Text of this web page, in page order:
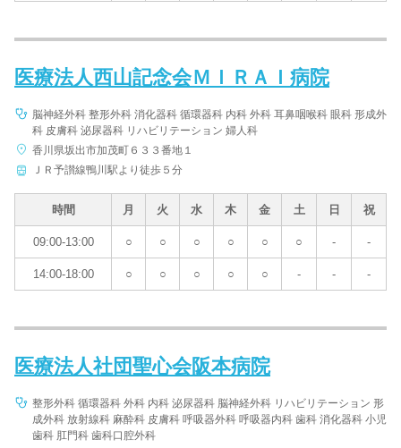
医療法人西山記念会ＭＩＲＡＩ病院
脳神経外科 整形外科 消化器科 循環器科 内科 外科 耳鼻咽喉科 眼科 形成外
科 皮膚科 泌尿器科 リハビリテーション 婦人科
香川県坂出市加茂町６３３番地１
ＪＲ予讃線鴨川駅より徒歩５分
時間 月 火 水 木 金 土 日 祝
09:00-13:00 ○ ○ ○ ○ ○ ○ - -
14:00-18:00 ○ ○ ○ ○ ○ - - -
医療法人社団聖心会阪本病院
整形外科 循環器科 外科 内科 泌尿器科 脳神経外科 リハビリテーション 形
成外科 放射線科 麻酔科 皮膚科 呼吸器外科 呼吸器内科 歯科 消化器科 小児
歯科 肛門科 歯科口腔外科